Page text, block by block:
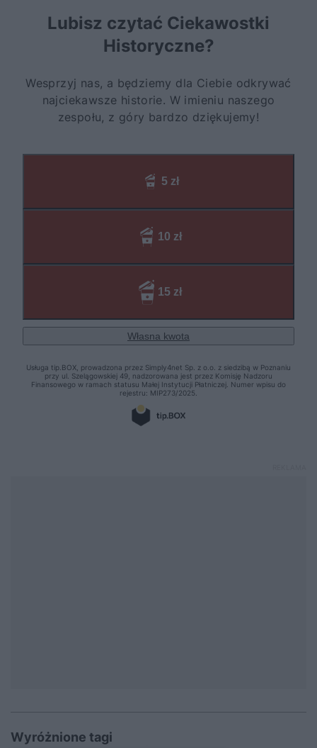
Wyróżnione tagi